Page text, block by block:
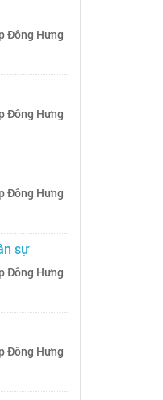
Đông Hưng
Đông Hưng
Đông Hưng
sự
Đông Hưng
Đông Hưng